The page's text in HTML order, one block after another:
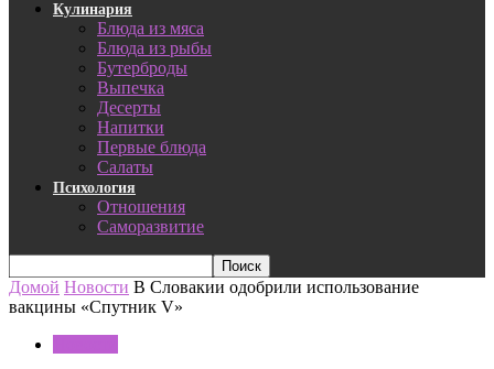
Кулинария
Блюда из мяса
Блюда из рыбы
Бутерброды
Выпечка
Десерты
Напитки
Первые блюда
Салаты
Психология
Отношения
Саморазвитие
Домой Новости В Словакии одобрили использование
вакцины «Спутник V»